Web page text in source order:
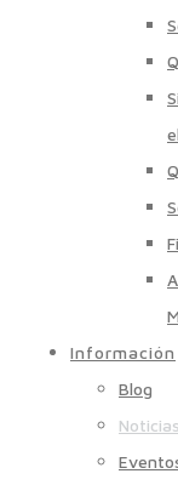
Información
Blog
Noticias